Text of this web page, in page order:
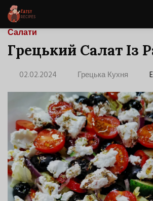
Салати
Грецький Салат Із
02.02.2024 Грецька Кухня